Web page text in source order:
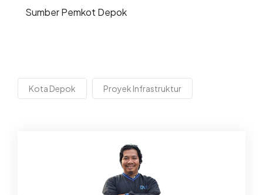
Sumber Pemkot Depok
Kota Depok Proyek Infrastruktur